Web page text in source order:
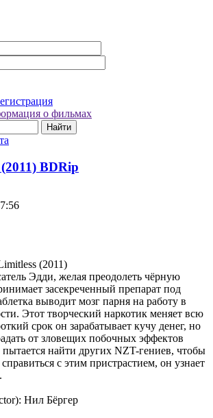
о фильмах
Найти
ВDRір
Эдди, желая преодолеть чёрную
засекреченный препарат под
выводит мозг парня на работу в
Этот творческий наркотик меняет всю
срок он зарабатывает кучу денег, но
от зловещих побочных эффектов
пытается найти других NZT-гениев, чтобы
с этим пристрастием, он узнает
Нил Бёргер